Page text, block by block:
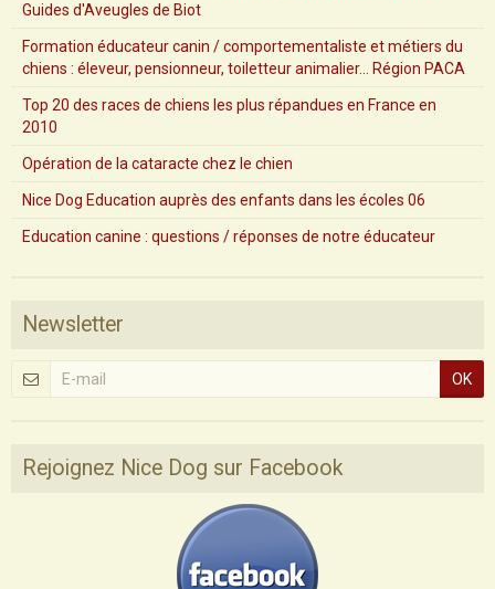
Guides d'Aveugles de Biot
Formation éducateur canin / comportementaliste et métiers du
chiens : éleveur, pensionneur, toiletteur animalier... Région PACA
Top 20 des races de chiens les plus répandues en France en
2010
Opération de la cataracte chez le chien
Nice Dog Education auprès des enfants dans les écoles 06
Education canine : questions / réponses de notre éducateur
Newsletter
OK
Rejoignez Nice Dog sur Facebook